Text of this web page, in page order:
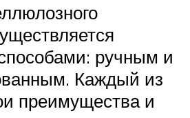
ручным и
Каждый из
преимущества и